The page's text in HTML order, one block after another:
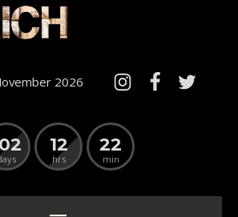
2026
12
hrs
22
min